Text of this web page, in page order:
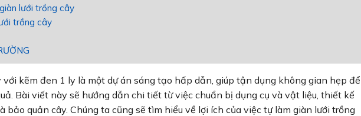
lưới trồng cây
trồng cây
với kẽm đen 1 ly là một dự án sáng tạo hấp dẫn, giúp tận dụng không gian hẹp để
Bài viết này sẽ hướng dẫn chi tiết từ việc chuẩn bị dụng cụ và vật liệu, thiết kế
bảo quản cây. Chúng ta cũng sẽ tìm hiểu về lợi ích của việc tự làm giàn lưới trồng